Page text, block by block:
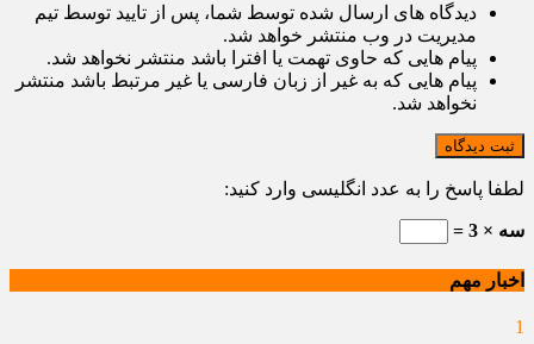
دیدگاه های ارسال شده توسط شما، پس از تایید توسط تیم
مدیریت در وب منتشر خواهد شد.
پیام هایی که حاوی تهمت یا افترا باشد منتشر نخواهد شد.
پیام هایی که به غیر از زبان فارسی یا غیر مرتبط باشد منتشر
نخواهد شد.
ثبت دیدگاه
لطفا پاسخ را به عدد انگلیسی وارد کنید:
سه × 3 =
اخبار مهم
1